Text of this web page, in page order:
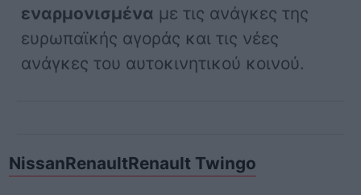
εναρμονισμένα με τις ανάγκες της
ευρωπαϊκής αγοράς και τις νέες
ανάγκες του αυτοκινητικού κοινού.
NissanRenaultRenault Twingo